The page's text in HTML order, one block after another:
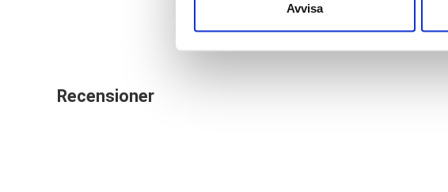
Avvisa
Recensioner